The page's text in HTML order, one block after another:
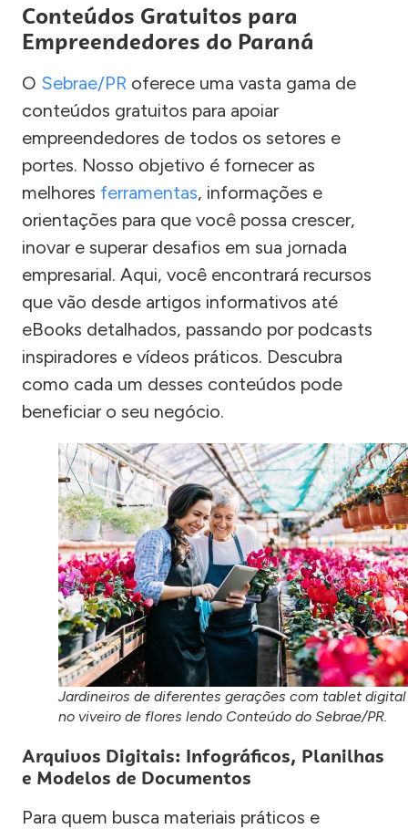
Conteúdos Gratuitos para
Empreendedores do Paraná
O Sebrae/PR oferece uma vasta gama de
conteúdos gratuitos para apoiar
empreendedores de todos os setores e
portes. Nosso objetivo é fornecer as
melhores ferramentas, informações e
orientações para que você possa crescer,
inovar e superar desafios em sua jornada
empresarial. Aqui, você encontrará recursos
que vão desde artigos informativos até
eBooks detalhados, passando por podcasts
inspiradores e vídeos práticos. Descubra
como cada um desses conteúdos pode
beneficiar o seu negócio.
Jardineiros de diferentes gerações com tablet digital
no viveiro de flores lendo Conteúdo do Sebrae/PR.
Arquivos Digitais: Infográficos, Planilhas
e Modelos de Documentos
Para quem busca materiais práticos e